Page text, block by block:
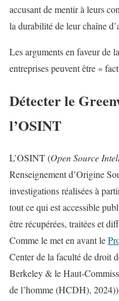
accusant de mentir à leurs
la durabilité de leur chaîne
Les arguments en faveur de
entreprises peuvent être «
Détecter le
l’OSINT
L’OSINT (Open Source
Renseignement d’Origine
investigations réalisées à
tout ce qui est accessible
être récupérées, traitées et
Comme le met en avant le
Center de la faculté de droit
Berkeley & le Haut-
de l’homme (HCDH),